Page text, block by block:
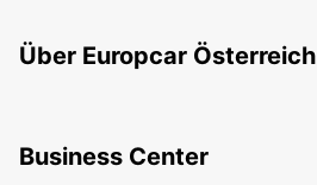
Über Europcar Österreich
Business Center